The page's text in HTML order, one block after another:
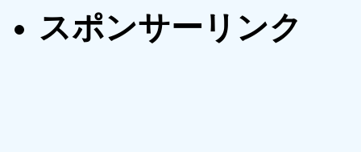
スポンサーリンク